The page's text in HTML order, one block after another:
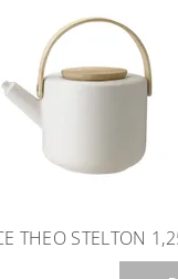
THEO STELTON